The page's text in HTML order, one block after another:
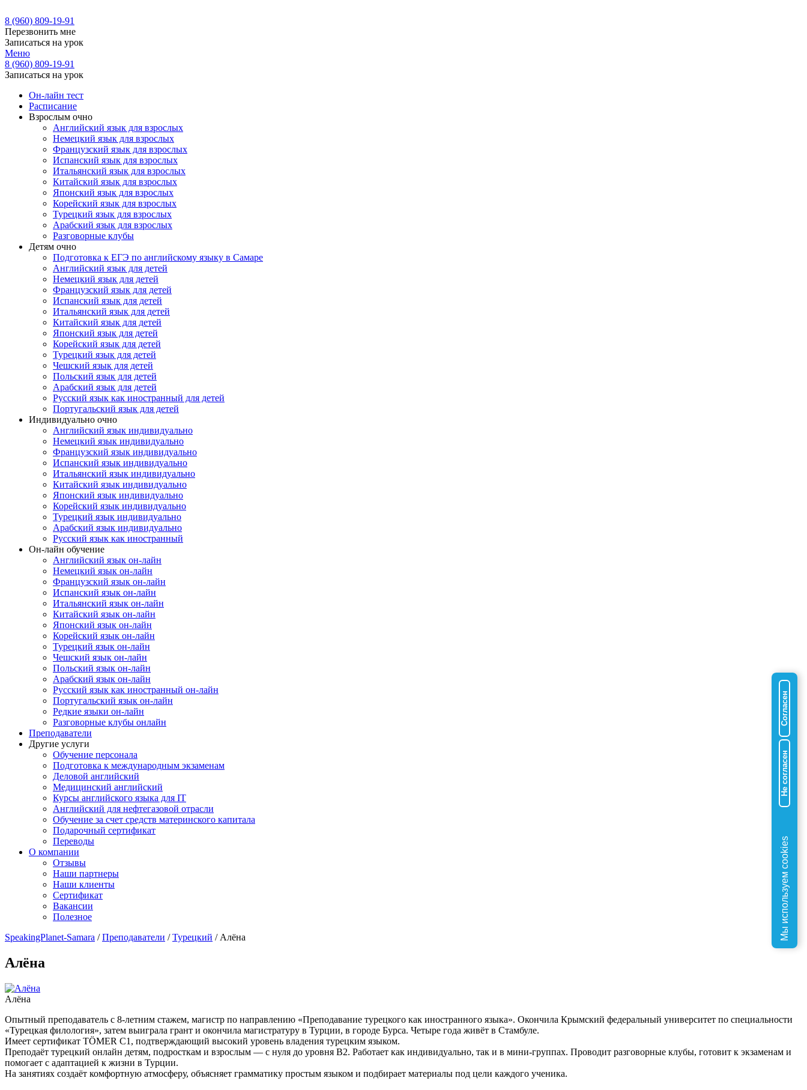
Мы используем cookies
Не согласен
Согласен
8 (960) 809-19-91
Перезвонить мне
Записаться на урок
Меню
8 (960) 809-19-91
Записаться на урок
Он-лайн тест
Расписание
Взрослым очно
Английский язык для взрослых
Немецкий язык для взрослых
Французский язык для взрослых
Испанский язык для взрослых
Итальянский язык для взрослых
Китайский язык для взрослых
Японский язык для взрослых
Корейский язык для взрослых
Турецкий язык для взрослых
Арабский язык для взрослых
Разговорные клубы
Детям очно
Подготовка к ЕГЭ по английскому языку в Самаре
Английский язык для детей
Немецкий язык для детей
Французский язык для детей
Испанский язык для детей
Итальянский язык для детей
Китайский язык для детей
Японский язык для детей
Корейский язык для детей
Турецкий язык для детей
Чешский язык для детей
Польский язык для детей
Арабский язык для детей
Русский язык как иностранный для детей
Португальский язык для детей
Индивидуально очно
Английский язык индивидуально
Немецкий язык индивидуально
Французский язык индивидуально
Испанский язык индивидуально
Итальянский язык индивидуально
Китайский язык индивидуально
Японский язык индивидуально
Корейский язык индивидуально
Турецкий язык индивидуально
Арабский язык индивидуально
Русский язык как иностранный
Он-лайн обучение
Английский язык он-лайн
Немецкий язык он-лайн
Французский язык он-лайн
Испанский язык он-лайн
Итальянский язык он-лайн
Китайский язык он-лайн
Японский язык он-лайн
Корейский язык он-лайн
Турецкий язык он-лайн
Чешский язык он-лайн
Польский язык он-лайн
Арабский язык он-лайн
Русский язык как иностранный он-лайн
Португальский язык он-лайн
Редкие языки он-лайн
Разговорные клубы онлайн
Преподаватели
Другие услуги
Обучение персонала
Подготовка к международным экзаменам
Деловой английский
Медицинский английский
Курсы английского языка для IT
Английский для нефтегазовой отрасли
Обучение за счет средств материнского капитала
Подарочный сертификат
Переводы
О компании
Отзывы
Наши партнеры
Наши клиенты
Сертификат
Вакансии
Полезное
SpeakingPlanet-Samara /Преподаватели /Турецкий / Алёна
Алёна
Алёна
Опытный преподаватель с 8-летним стажем, магистр по направлению «Преподавание турецкого как иностранного языка». Окончила Крымский федеральный университет по специальности
«Турецкая филология», затем выиграла грант и окончила магистратуру в Турции, в городе Бурса. Четыре года живёт в Стамбуле.
Имеет сертификат TÖMER C1, подтверждающий высокий уровень владения турецким языком.
Преподаёт турецкий онлайн детям, подросткам и взрослым — с нуля до уровня B2. Работает как индивидуально, так и в мини-группах. Проводит разговорные клубы, готовит к экзаменам и
помогает с адаптацией к жизни в Турции.
На занятиях создаёт комфортную атмосферу, объясняет грамматику простым языком и подбирает материалы под цели каждого ученика.